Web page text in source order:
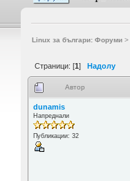
Linux за българи: Форуми>
Страници: [1] Надолу
Автор
dunamis
Напреднали
Публикации: 32